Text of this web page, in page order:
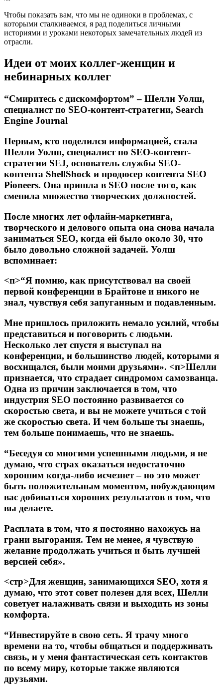
Чтобы показать вам, что мы не одиноки в проблемах, с
которыми сталкиваемся, я рад поделиться личными
историями и уроками некоторых замечательных людей из
отрасли.
Идеи от моих коллег-женщин и
небинарных коллег
“Смиритесь с дискомфортом” – Шелли Уолш,
специалист по SEO-контент-стратегии, Search
Engine Journal
Первым, кто поделился информацией, стала
Шелли Уолш, специалист по SEO-контент-
стратегии SEJ, основатель службы SEO-
контента ShellShock и продюсер контента SEO
Pioneers. Она пришла в SEO после того, как
сменила множество творческих должностей.
После многих лет офлайн-маркетинга,
творческого и делового опыта она снова начала
заниматься SEO, когда ей было около 30, что
было довольно сложной задачей. Уолш
вспоминает:
<п>“Я помню, как присутствовал на своей
первой конференции в Брайтоне и никого не
знал, чувствуя себя запуганным и подавленным.
Мне пришлось приложить немало усилий, чтобы
представиться и поговорить с людьми.
Несколько лет спустя я выступал на
конференции, и большинство людей, которыми я
восхищался, были моими друзьями». <п>Шелли
признается, что страдает синдромом самозванца.
Одна из причин заключается в том, что
индустрия SEO постоянно развивается со
скоростью света, и вы не можете учиться с той
же скоростью света. И чем больше ты знаешь,
тем больше понимаешь, что не знаешь.
“Беседуя со многими успешными людьми, я не
думаю, что страх оказаться недостаточно
хорошим когда-либо исчезнет – но это может
быть положительным моментом, побуждающим
вас добиваться хороших результатов в том, что
вы делаете.
Расплата в том, что я постоянно нахожусь на
грани выгорания. Тем не менее, я чувствую
желание продолжать учиться и быть лучшей
версией себя».
<стр>Для женщин, занимающихся SEO, хотя я
думаю, что этот совет полезен для всех, Шелли
советует налаживать связи и выходить из зоны
комфорта.
“Инвестируйте в свою сеть. Я трачу много
времени на то, чтобы общаться и поддерживать
связь, и у меня фантастическая сеть контактов
по всему миру, которые также являются
друзьями.